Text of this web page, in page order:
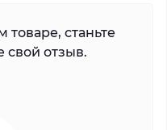
товаре, станьте
свой отзыв.